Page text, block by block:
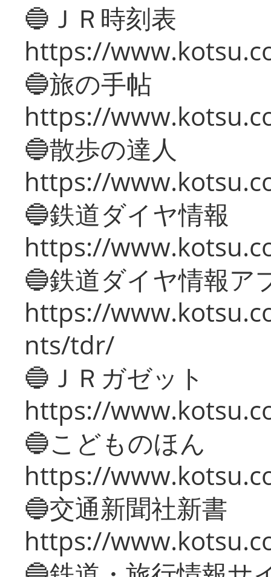
🔵ＪＲ時刻表
https://
🔵旅の手帖
https://
🔵散歩の達人
https://
🔵鉄道ダイヤ情報
https://
🔵鉄道ダイヤ情報ア
https://
nts/tdr/
🔵ＪＲガゼット
https://
🔵こどものほん
https://
🔵交通新聞社新書
https://